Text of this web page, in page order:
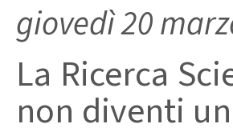
giovedì 20
La Ricerca
non diventi